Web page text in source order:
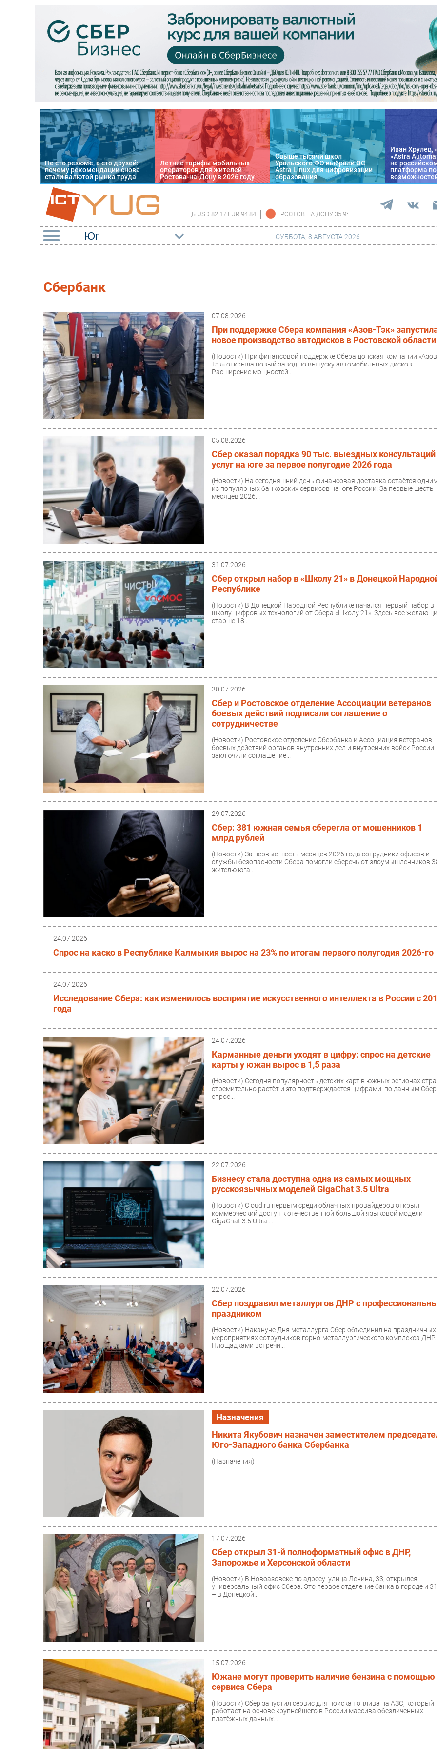
Не сто резюме, а сто друзей:
почему рекомендации снова
стали валютой рынка труда
Летние тарифы мобильных
операторов для жителей
Ростова-на-Дону в 2026 году
Свыше тысячи школ
Уральского ФО выбрали ОС
Astra Linux для цифровизации
образования
Иван Хрулев,
«Astra
на
платформа по
ЦБ USD 82.17 EUR 94.84 РОСТОВ НА ДОНУ 35.9°
Импорто­замещение
Промышленности
Интернет
Мобильная связь
Фиксированная связь
Интеграция
Рынок ПК
Оборудование
ПО
Outsourcing
Кадры
Регулирование
Инновации
CIO/Управление ИТ
Гаджеты
СУББОТА, 8 АВГУСТА 2026
Сбербанк
07.08.2026
При поддержке Сбера компания «Азов-Тэк»
новое производство автодисков в Ростовской области
(Новости) При финансовой поддержке Сбера донская компании
Тэк» открыла новый завод по выпуску автомобильных дисков.
Расширение мощностей...
05.08.2026
Сбер оказал порядка 90 тыс. выездных консультаций
услуг на юге за первое полугодие 2026 года
(Новости) На сегодняшний день финансовая доставка остаётся
из популярных банковских сервисов на юге России. За первые шесть
месяцев 2026...
31.07.2026
Сбер открыл набор в «Школу 21» в Донецкой
Республике
(Новости) В Донецкой Народной Республике начался первый набор в
школу цифровых технологий от Сбера «Школу 21». Здесь все
старше 18...
30.07.2026
Сбер и Ростовское отделение Ассоциации ветеранов
боевых действий подписали соглашение о
сотрудничестве
(Новости) Ростовское отделение Сбербанка и Ассоциация ветеранов
боевых действий органов внутренних дел и внутренних войск России
заключили соглашение...
29.07.2026
Сбер: 381 южная семья сберегла от мошенников 1
млрд рублей
(Новости)За первые шесть месяцев 2026 года сотрудники офисов и
службы безопасности Сбера помогли сберечь от злоумышленников
жителю юга...
24.07.2026
Спрос на каско в Республике Калмыкия вырос на 23% по итогам первого полугодия 2026-го
24.07.2026
Исследование Сбера: как изменилось восприятие искусственного интеллекта в России с
года
24.07.2026
Карманные деньги уходят в цифру: спрос на детские
карты у южан вырос в 1,5 раза
(Новости) Сегодня популярность детских карт в южных регионах
стремительно растёт и это подтверждается цифрами: по данным
спрос...
22.07.2026
Бизнесу стала доступна одна из самых мощных
русскоязычных моделей GigaChat 3.5 Ultra
(Новости) Cloud.ru первым среди облачных провайдеров открыл
коммерческий доступ к отечественной большой языковой модели
GigaChat 3.5 Ultra....
22.07.2026
Сбер поздравил металлургов ДНР с
праздником
(Новости) Накануне Дня металлурга Сбер объединил на праздничных
мероприятиях сотрудников горно-металлургического комплекса ДНР.
Площадками встречи...
Назначения
Никита Якубович назначен заместителем
Юго-Западного банка Сбербанка
(Назначения)
17.07.2026
Сбер открыл 31-й полноформатный офис в ДНР,
Запорожье и Херсонской области
(Новости) В Новоазовске по адресу: улица Ленина, 33, открылся
универсальный офис Сбера. Это первое отделение банка в городе и
– в Донецкой...
15.07.2026
Южане могут проверить наличие бензина с помощью
сервиса Сбера
(Новости) Сбер запустил сервис для поиска топлива на АЗС, который
работает на основе крупнейшего в России массива обезличенных
платёжных данных...